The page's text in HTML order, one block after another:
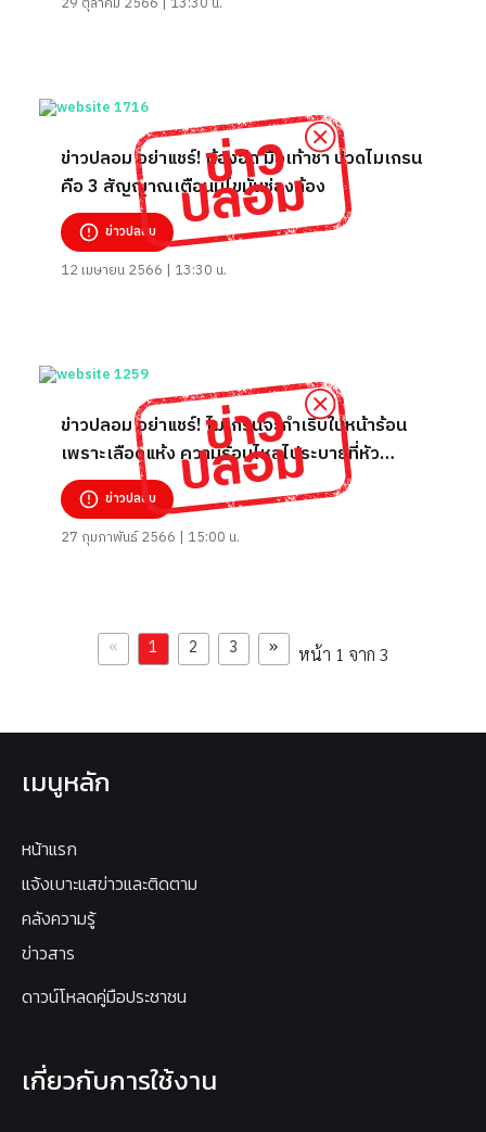
ข่าวปลอม อย่าแชร์! ท้องอืด มือเท้าชา ปวดไมเกรน
คือ 3 สัญญาณเตือนมีไขมันช่องท้อง
ข่าวปลอม
12 เมษายน 2566 | 13:30 น.
ข่าวปลอม อย่าแชร์! ไมเกรนจะกำเริบในหน้าร้อน
เพราะเลือดแห้ง ความร้อนไหลไประบายที่หัว
เครียด หนักหน้าผาก หัวเหม็นง่าย
ข่าวปลอม
27 กุมภาพันธ์ 2566 | 15:00 น.
« 1 2 3 » หน้า 1 จาก 3
เมนูหลัก
หน้าแรก
แจ้งเบาะแสข่าวและติดตาม
คลังความรู้
ข่าวสาร
ดาวน์โหลดคู่มือประชาชน
เกี่ยวกับการใช้งาน